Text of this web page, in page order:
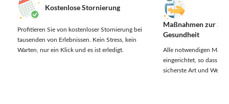
Kostenlose Stornierung
Profitieren Sie von kostenloser Stornierung bei
tausenden von Erlebnissen.
Kein Stress, kein
Warten, nur ein Klick und es ist erledigt.
Maßnahmen zur
Gesundheit
Alle notwendigen
eingerichtet, so dass
sicherste Art und Weise